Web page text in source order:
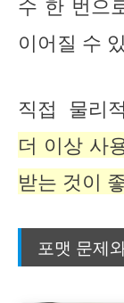
수 한 번으
이어질 수
직접 물리
더 이상 사
받는 것이
포맷 문제